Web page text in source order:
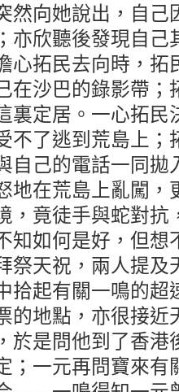
然向她說出，自己
亦欣聽後發現自己
心拓民去向時，拓
在沙巴的錄影帶；
裏定居。一心拓
不了逃到荒島上；
自己的電話一同拋
地在荒島上亂闖，
，竟徒手與蛇對
知如何是好，但想
天祝，兩人提及
拾起有關一鳴的超
的地點，亦很接
於是問他到了香港
；一元再問寶來有